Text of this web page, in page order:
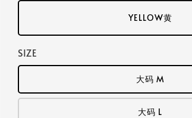
YELLOW黄
SIZE
大码 M
大码 L